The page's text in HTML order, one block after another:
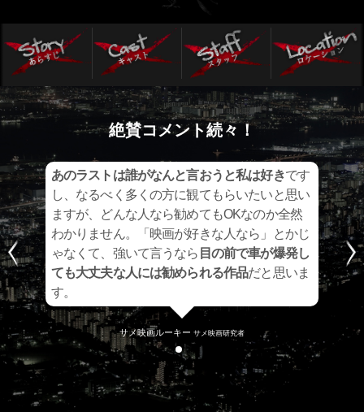
絶賛コメント続々！
て
。
生
あのラストは誰がなんと言おうと私は好きです
し、なるべく多くの方に観てもらいたいと思い
ますが、どんな人なら勧めてもOKなのか全然
わかりません。「映画が好きな人なら」とかじ
ゃなくて、強いて言うなら 目の前で車が爆発し
ても大丈夫な人には勧められる作品だと思いま
す。
サメ映画ルーキー サメ映画研究者
…
量
ま
っ
た
り